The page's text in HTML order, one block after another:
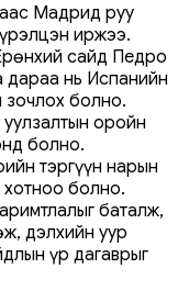
Мадрид руу
иржээ.
сайд Педро
дараа нь Испанийн
зочлох болно.
оройн
болно.
тэргүүн нарын
болно.
баталж,
дэлхийн уур
үр дагаврыг